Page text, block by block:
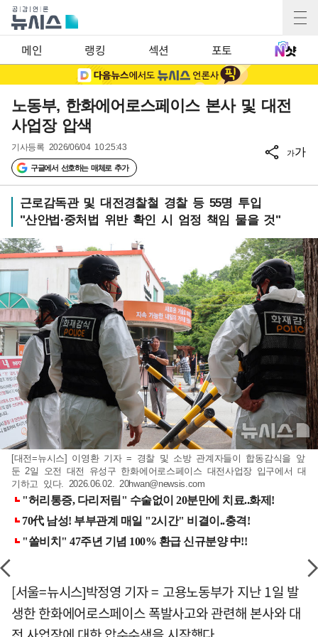
메인 랭킹 섹션 포토
노동부, 한화에어로스페이스 본사 및 대전
사업장 압색
기사등록 2026/06/04 10:25:43
구글에서 선호하는 매체로 추가
가가
근로감독관 및 대전경찰철 경찰 등 55명 투입
"산안법·중처법 위반 확인 시 엄정 책임 물을 것"
[대전=뉴시스] 이영환 기자 = 경찰 및 소방 관계자들이 합동감식을 앞
둔 2일 오전 대전 유성구 한화에어로스페이스 대전사업장 입구에서 대
기하고 있다. 2026.06.02. 20hwan@newsis.com
[서울=뉴시스]박정영 기자 = 고용노동부가 지난 1일 발
생한 한화에어로스페이스 폭발사고와 관련해 본사와 대